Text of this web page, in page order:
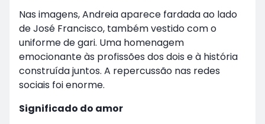
Nas imagens, Andreia aparece fardada ao lado
de José Francisco, também vestido com o
uniforme de gari. Uma homenagem
emocionante às profissões dos dois e à história
construída juntos. A repercussão nas redes
sociais foi enorme.
Significado do amor